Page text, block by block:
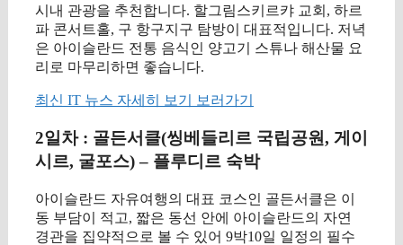
시내 관광을 추천합니다. 할그림스키르캬 교회, 하르
파 콘서트홀, 구 항구지구 탐방이 대표적입니다. 저녁
은 아이슬란드 전통 음식인 양고기 스튜나 해산물 요
리로 마무리하면 좋습니다.
최신 IT 뉴스 자세히 보기 보러가기
2일차 : 골든서클(씽베들리르 국립공원, 게이
시르, 굴포스) – 플루디르 숙박
아이슬란드 자유여행의 대표 코스인 골든서클은 이
동 부담이 적고, 짧은 동선 안에 아이슬란드의 자연
경관을 집약적으로 볼 수 있어 9박10일 일정의 필수